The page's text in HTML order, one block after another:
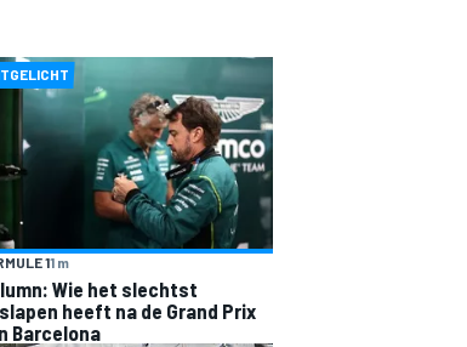
11 m
Wie het slechtst
heeft na de Grand Prix
Barcelona